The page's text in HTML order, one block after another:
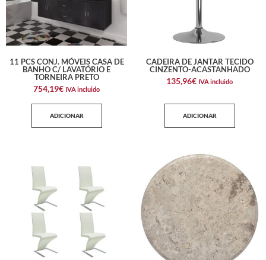
11 PCS CONJ. MÓVEIS CASA DE
BANHO C/ LAVATÓRIO E
TORNEIRA PRETO
754,19€ IVA incluido
ADICIONAR
CADEIRA DE JANTAR TECIDO
CINZENTO-ACASTANHADO
135,96€ IVA incluido
ADICIONAR